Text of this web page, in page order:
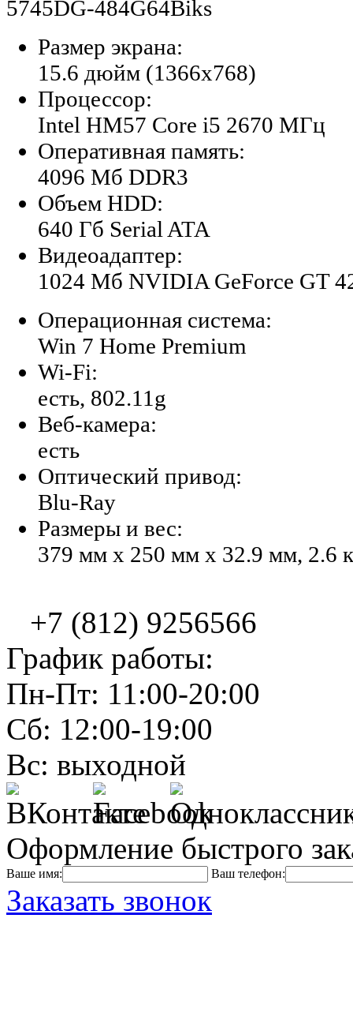
5745DG-484G64Biks
Размер экрана:
15.6 дюйм (1366x768)
Процессор:
Intel HM57 Core i5 2670 МГц
Оперативная память:
4096 Мб DDR3
Объем HDD:
640 Гб Serial ATA
Видеоадаптер:
1024 Мб NVIDIA GeForce GT
Операционная система:
Win 7 Home Premium
Wi-Fi:
есть, 802.11g
Веб-камера:
есть
Оптический привод:
Blu-Ray
Размеры и вес:
379 мм x 250 мм x 32.9 мм, 2.6
+7 (812) 9256566
График работы:
Пн-Пт: 11:00-20:00
Сб: 12:00-19:00
Вс: выходной
Оформление быстрого
Ваше имя: Ваш телефон:
Заказать звонок